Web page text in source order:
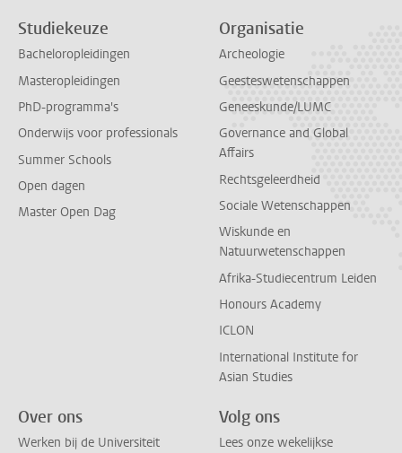
Studiekeuze
Bacheloropleidingen
Masteropleidingen
PhD-programma's
Onderwijs voor professionals
Summer Schools
Open dagen
Master Open Dag
Organisatie
Archeologie
Geesteswetenschappen
Geneeskunde/LUMC
Governance and Global
Affairs
Rechtsgeleerdheid
Sociale Wetenschappen
Wiskunde en
Natuurwetenschappen
Afrika-Studiecentrum Leiden
Honours Academy
ICLON
International Institute for
Asian Studies
Over ons
Werken bij de Universiteit
Volg ons
Lees onze wekelijkse